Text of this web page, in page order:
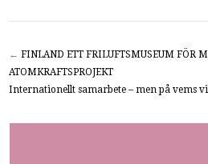
←FINLAND ETT FRILUFTSMUSEUM FÖR
ATOMKRAFTSPROJEKT
Internationellt samarbete – men på vems